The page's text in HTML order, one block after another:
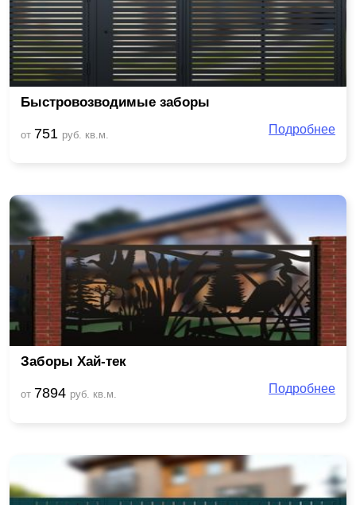
Быстровозводимые заборы
от 751 руб. кв.м. Подробнее
Заборы Хай-тек
от 7894 руб. кв.м. Подробнее